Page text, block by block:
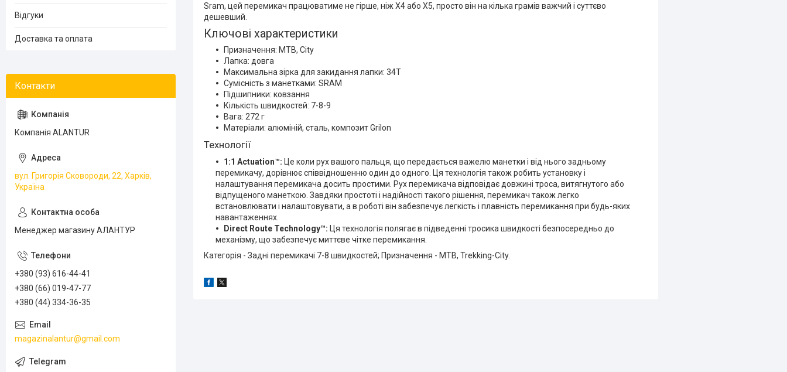
Sram, цей перемикач працюватиме не гірше, ніж X4 або X5, просто він на кілька грамів важчий і суттєво
дешевший.
Ключові характеристики
Призначення: MTB, City
Лапка: довга
Максимальна зірка для закидання лапки: 34T
Сумісність з манетками: SRAM
Підшипники: ковзання
Кількість швидкостей: 7-8-9
Вага: 272 г
Матеріали: алюміній, сталь, композит Grilon
Технології
1:1 Actuation™: Це коли рух вашого пальця, що передається важелю манетки і від нього задньому
перемикачу, дорівнює співвідношенню один до одного. Ця технологія також робить установку і
налаштування перемикача досить простими. Рух перемикача відповідає довжині троса, витягнутого або
відпущеного манеткою. Завдяки простоті і надійності такого рішення, перемикач також легко
встановлювати і налаштовувати, а в роботі він забезпечує легкість і плавність перемикання при будь-яких
навантаженнях.
Direct Route Technology™: Ця технологія полягає в підведенні тросика швидкості безпосередньо до
механізму, що забезпечує миттєве чітке перемикання.
Категорія - Задні перемикачі 7-8 швидкостей; Призначення - MTB, Trekking-City.
Відгуки
Доставка та оплата
Компанія ALANTUR
вул. Григорія Сковороди, 22, Харків,
Україна
Менеджер магазину АЛАНТУР
+380 (93) 616-44-41
+380 (66) 019-47-77
+380 (44) 334-36-35
magazinalantur@gmail.com